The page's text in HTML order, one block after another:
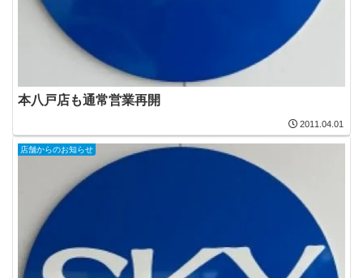
本八戸店も通常営業再開
2011.04.01
店舗からのお知らせ